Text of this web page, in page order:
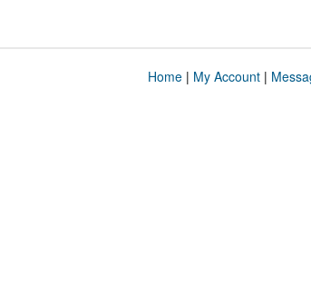
Home| My Account|